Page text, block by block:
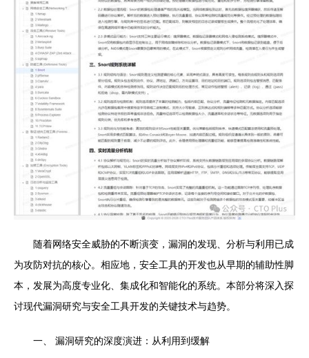
随着网络安全威胁的不断演变，漏洞的发现、分析与利用已成
为攻防对抗的核心。相应地，安全工具的开发也从早期的辅助性脚
本，发展为高度专业化、集成化和智能化的系统。本部分将深入探
讨现代漏洞研究与安全工具开发的关键技术与趋势。
一、 漏洞研究的深度演进：从利用到缓解